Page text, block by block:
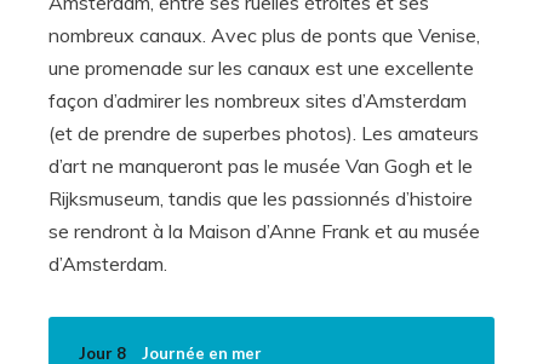
nombreux canaux. Avec plus de ponts que Venise,
une promenade sur les canaux est une excellente
façon d’admirer les nombreux sites d’Amsterdam
(et de prendre de superbes photos). Les amateurs
d’art ne manqueront pas le musée Van Gogh et le
Rijksmuseum, tandis que les passionnés d’histoire
se rendront à la Maison d’Anne Frank et au musée
d’Amsterdam.
Jour 8 Journée en mer